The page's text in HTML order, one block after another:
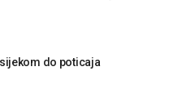
do poticaja